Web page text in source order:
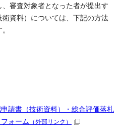
審査対象者となった者が提出す
資料）については、下記の方法
請書（技術資料）・総合評価落札
ォーム （外部リンク）